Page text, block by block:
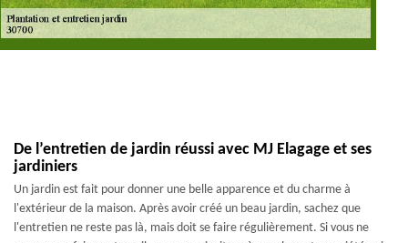
De l’entretien de jardin réussi avec MJ Elagage et ses
jardiniers
Un jardin est fait pour donner une belle apparence et du charme à
l'extérieur de la maison. Après avoir créé un beau jardin, sachez que
l'entretien ne reste pas là, mais doit se faire régulièrement. Si vous ne